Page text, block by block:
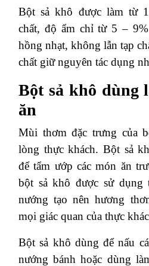
Bột sả khô được làm từ
chất, độ ẩm chỉ từ 5 –
hồng nhạt, không lẫn tạp
chất giữ nguyên tác dụng
Bột sả khô dùng
ăn
Mùi thơm đặc trưng của
lòng thực khách. Bột sả
để tẩm ướp các món ăn
bột sả khô được sử dụng
nướng tạo nên hương
mọi giác quan của thực
Bột sả khô dùng để nấu
nướng bánh hoặc dùng